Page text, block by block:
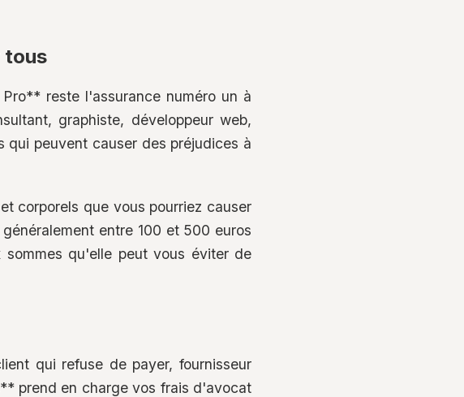
tous
reste l'assurance numéro un à
graphiste, développeur web,
qui peuvent causer des préjudices à
corporels que vous pourriez causer
entre 100 et 500 euros
qu'elle peut vous éviter de
qui refuse de payer, fournisseur
prend en charge vos frais d'avocat